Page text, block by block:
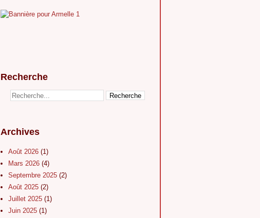
Recherche
Archives
Août 2026 (1)
Mars 2026 (4)
Septembre 2025 (2)
Août 2025 (2)
Juillet 2025 (1)
Juin 2025 (1)